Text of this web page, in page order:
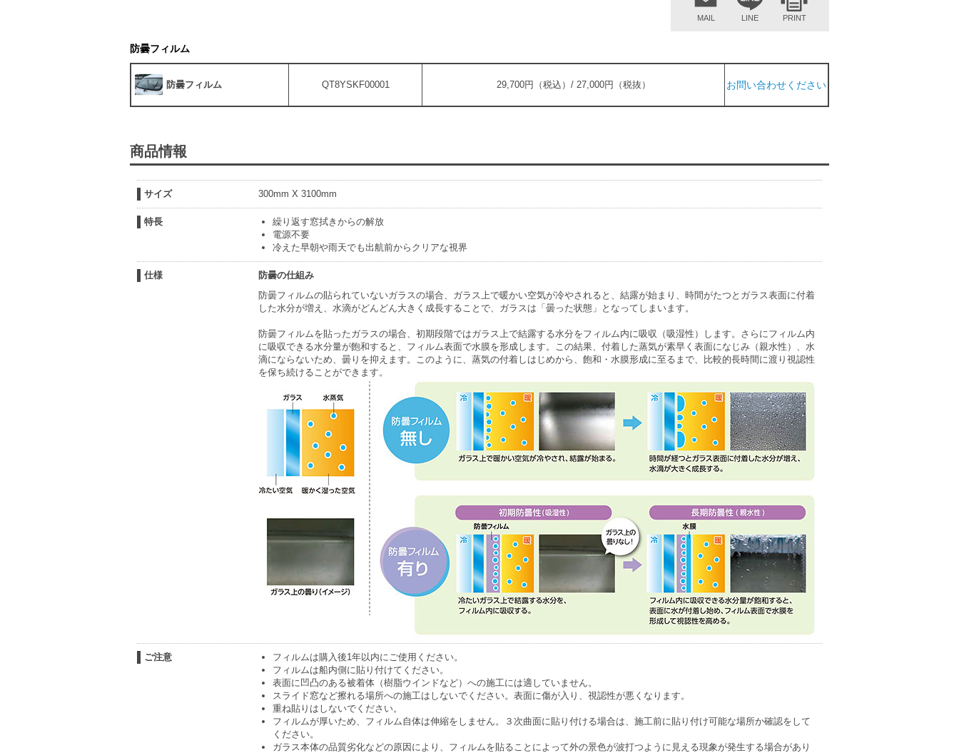
MAIL LINE PRINT
防曇フィルム
防曇フィルム QT8YSKF00001 29,700円（税込）/ 27,000円（税抜） お問い合わせください
商品情報
サイズ 300mm X 3100mm
特長
繰り返す窓拭きからの解放
電源不要
冷えた早朝や雨天でも出航前からクリアな視界
仕様
防曇の仕組み
防曇フィルムの貼られていないガラスの場合、ガラス上で暖かい空気が冷やされると、結露が始まり、時間がたつとガラス表面に付着
した水分が増え、水滴がどんどん大きく成長することで、ガラスは「曇った状態」となってしまいます。
防曇フィルムを貼ったガラスの場合、初期段階ではガラス上で結露する水分をフィルム内に吸収（吸湿性）します。さらにフィルム内
に吸収できる水分量が飽和すると、フィルム表面で水膜を形成します。この結果、付着した蒸気が素早く表面になじみ（親水性）、水
滴にならないため、曇りを抑えます。このように、蒸気の付着しはじめから、飽和・水膜形成に至るまで、比較的長時間に渡り視認性
を保ち続けることができます。
ご注意
フィルムは購入後1年以内にご使用ください。
フィルムは船内側に貼り付けてください。
表面に凹凸のある被着体（樹脂ウインドなど）への施工には適していません。
スライド窓など擦れる場所への施工はしないでください。表面に傷が入り、視認性が悪くなります。
重ね貼りはしないでください。
フィルムが厚いため、フィルム自体は伸縮をしません。３次曲面に貼り付ける場合は、施工前に貼り付け可能な場所か確認をして
ください。
ガラス本体の品質劣化などの原因により、フィルムを貼ることによって外の景色が波打つように見える現象が発生する場合があり